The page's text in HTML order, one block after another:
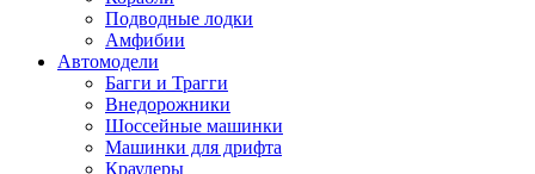
Подводные лодки
Амфибии
Автомодели
Багги и Трагги
Внедорожники
Шоссейные машинки
Машинки для дрифта
Краулеры